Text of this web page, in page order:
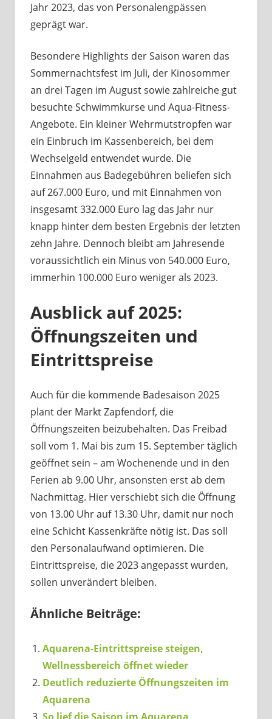
Jahr 2023, das von Personalengpässen
geprägt war.
Besondere Highlights der Saison waren das
Sommernachtsfest im Juli, der Kinosommer
an drei Tagen im August sowie zahlreiche gut
besuchte Schwimmkurse und Aqua-Fitness-
Angebote. Ein kleiner Wehrmutstropfen war
ein Einbruch im Kassenbereich, bei dem
Wechselgeld entwendet wurde. Die
Einnahmen aus Badegebühren beliefen sich
auf 267.000 Euro, und mit Einnahmen von
insgesamt 332.000 Euro lag das Jahr nur
knapp hinter dem besten Ergebnis der letzten
zehn Jahre. Dennoch bleibt am Jahresende
voraussichtlich ein Minus von 540.000 Euro,
immerhin 100.000 Euro weniger als 2023.
Ausblick auf 2025:
Öffnungszeiten und
Eintrittspreise
Auch für die kommende Badesaison 2025
plant der Markt Zapfendorf, die
Öffnungszeiten beizubehalten. Das Freibad
soll vom 1. Mai bis zum 15. September täglich
geöffnet sein – am Wochenende und in den
Ferien ab 9.00 Uhr, ansonsten erst ab dem
Nachmittag. Hier verschiebt sich die Öffnung
von 13.00 Uhr auf 13.30 Uhr, damit nur noch
eine Schicht Kassenkräfte nötig ist. Das soll
den Personalaufwand optimieren. Die
Eintrittspreise, die 2023 angepasst wurden,
sollen unverändert bleiben.
Ähnliche Beiträge:
Aquarena-Eintrittspreise steigen,
Wellnessbereich öffnet wieder
Deutlich reduzierte Öffnungszeiten im
Aquarena